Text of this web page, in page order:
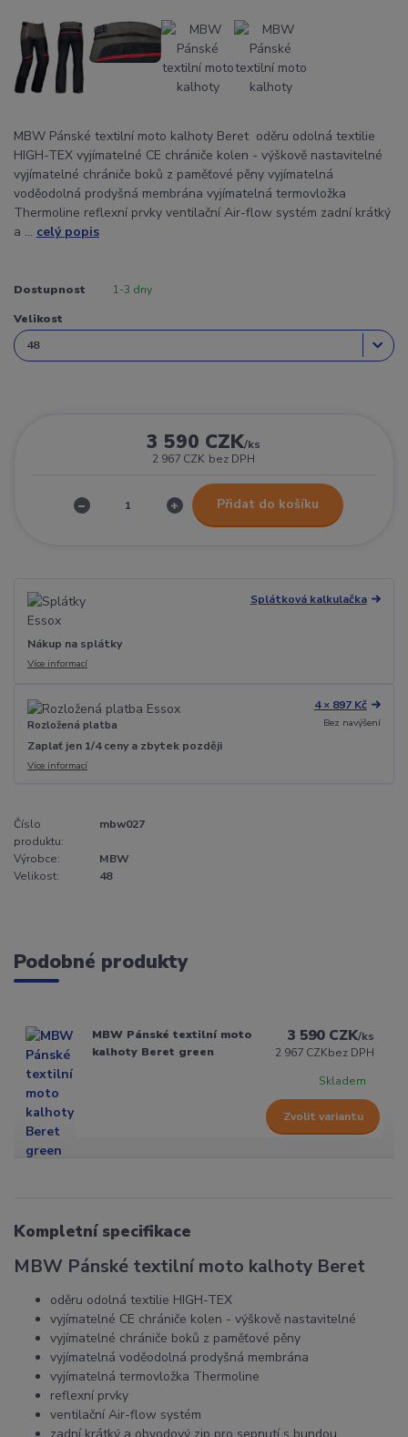
MBW Pánské textilní moto kalhoty Beret oděru odolná textilie
HIGH-TEX vyjímatelné CE chrániče kolen - výškově nastavitelné
vyjímatelné chrániče boků z paměťové pěny vyjímatelná
voděodolná prodyšná membrána vyjímatelná termovložka
Thermoline reflexní prvky ventilační Air-flow systém zadní krátký
a ... celý popis
Dostupnost 1-3 dny
Velikost
3 590 CZK/ks
2 967 CZK bez DPH
Přidat do košíku
Splátková kalkulačka
Nákup na splátky
Více informací
Rozložená platba
4 × 897 Kč
Bez navýšení
Zaplať jen 1/4 ceny a zbytek později
Více informací
Číslo
produktu:
mbw027
Výrobce:
MBW
Velikost:
48
Podobné produkty
MBW Pánské textilní moto
kalhoty Beret green
3 590 CZK/ks
2 967 CZKbez DPH
Skladem
Zvolit variantu
Kompletní specifikace
MBW Pánské textilní moto kalhoty Beret
oděru odolná textilie HIGH-TEX
vyjímatelné CE chrániče kolen - výškově nastavitelné
vyjímatelné chrániče boků z paměťové pěny
vyjímatelná voděodolná prodyšná membrána
vyjímatelná termovložka Thermoline
reflexní prvky
ventilační Air-flow systém